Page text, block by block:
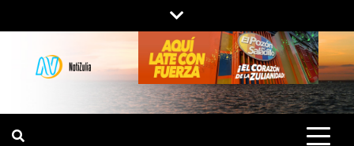
al
contenido
NOTIZULIA
NOTICIAS DEL ZULIA, VENEZUELA Y
DE INTERÉS GENERAL.